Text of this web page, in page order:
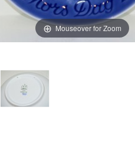
Mouseover for Zoom